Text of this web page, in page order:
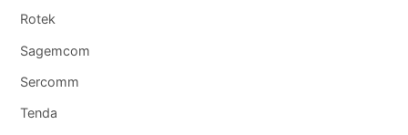
Rotek
Sagemcom
Sercomm
Tenda